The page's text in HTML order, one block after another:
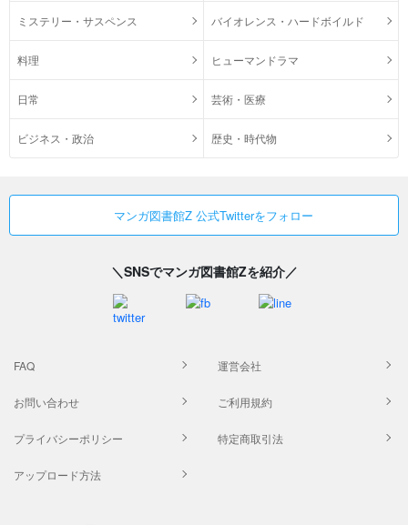
ミステリー・サスペンス バイオレンス・ハードボイルド
料理 ヒューマンドラマ
日常 芸術・医療
ビジネス・政治 歴史・時代物
マンガ図書館Z 公式Twitterをフォロー
＼SNSでマンガ図書館Zを紹介／
FAQ 運営会社
お問い合わせ ご利用規約
プライバシーポリシー 特定商取引法
アップロード方法